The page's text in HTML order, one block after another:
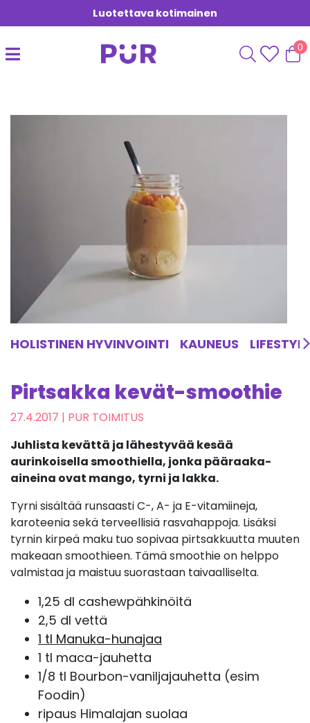
Luotettava kotimainen
0
HOLISTINEN HYVINVOINTI KAUNEUS LIFESTYLE
Pirtsakka kevät-smoothie
27.4.2017 | PUR TOIMITUS
Juhlista kevättä ja lähestyvää kesää
aurinkoisella smoothiella, jonka pääraaka-
aineina ovat mango, tyrni ja lakka.
Tyrni sisältää runsaasti C-, A- ja E-vitamiineja,
karoteenia sekä terveellisiä rasvahappoja. Lisäksi
tyrnin kirpeä maku tuo sopivaa pirtsakkuutta muuten
makeaan smoothieen. Tämä smoothie on helppo
valmistaa ja maistuu suorastaan taivaalliselta.
1,25 dl cashewpähkinöitä
2,5 dl vettä
1 tl Manuka-hunajaa
1 tl maca-jauhetta
1/8 tl Bourbon-vaniljajauhetta (esim
Foodin)
ripaus Himalajan suolaa